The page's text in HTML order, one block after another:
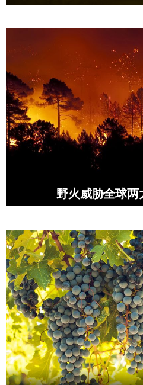
野火威胁全球两